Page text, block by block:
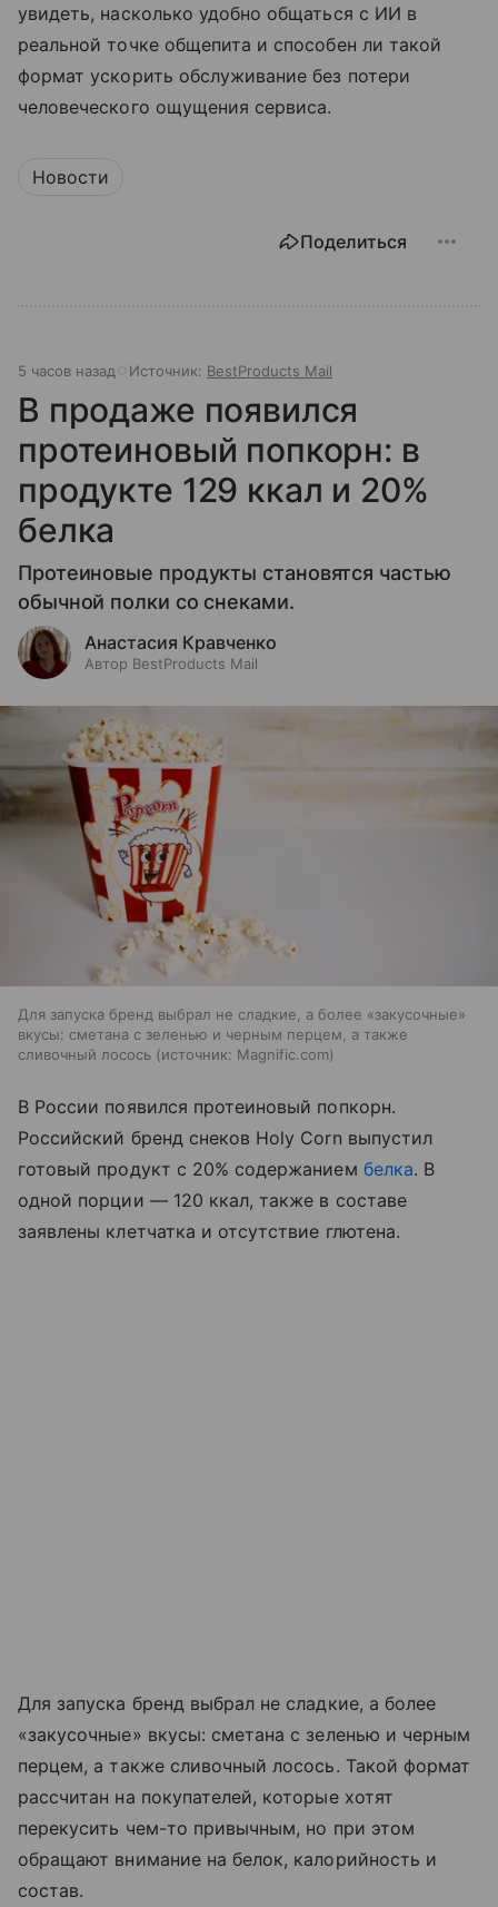
увидеть, насколько удобно общаться с ИИ в
реальной точке общепита и способен ли такой
формат ускорить обслуживание без потери
человеческого ощущения сервиса.
Новости
Поделиться
5 часов назад Источник: BestProducts Mail
В продаже появился
протеиновый попкорн: в
продукте 129 ккал и 20%
белка
Протеиновые продукты становятся частью
обычной полки со снеками.
Анастасия Кравченко
Автор BestProducts Mail
Для запуска бренд выбрал не сладкие, а более «закусочные»
вкусы: сметана с зеленью и черным перцем, а также
сливочный лосось
источник: Magnific.com
В России появился протеиновый попкорн.
Российский бренд снеков Holy Corn выпустил
готовый продукт с 20% содержанием белка. В
одной порции — 120 ккал, также в составе
заявлены клетчатка и отсутствие глютена.
Для запуска бренд выбрал не сладкие, а более
«закусочные» вкусы: сметана с зеленью и черным
перцем, а также сливочный лосось. Такой формат
рассчитан на покупателей, которые хотят
перекусить чем-то привычным, но при этом
обращают внимание на белок, калорийность и
состав.